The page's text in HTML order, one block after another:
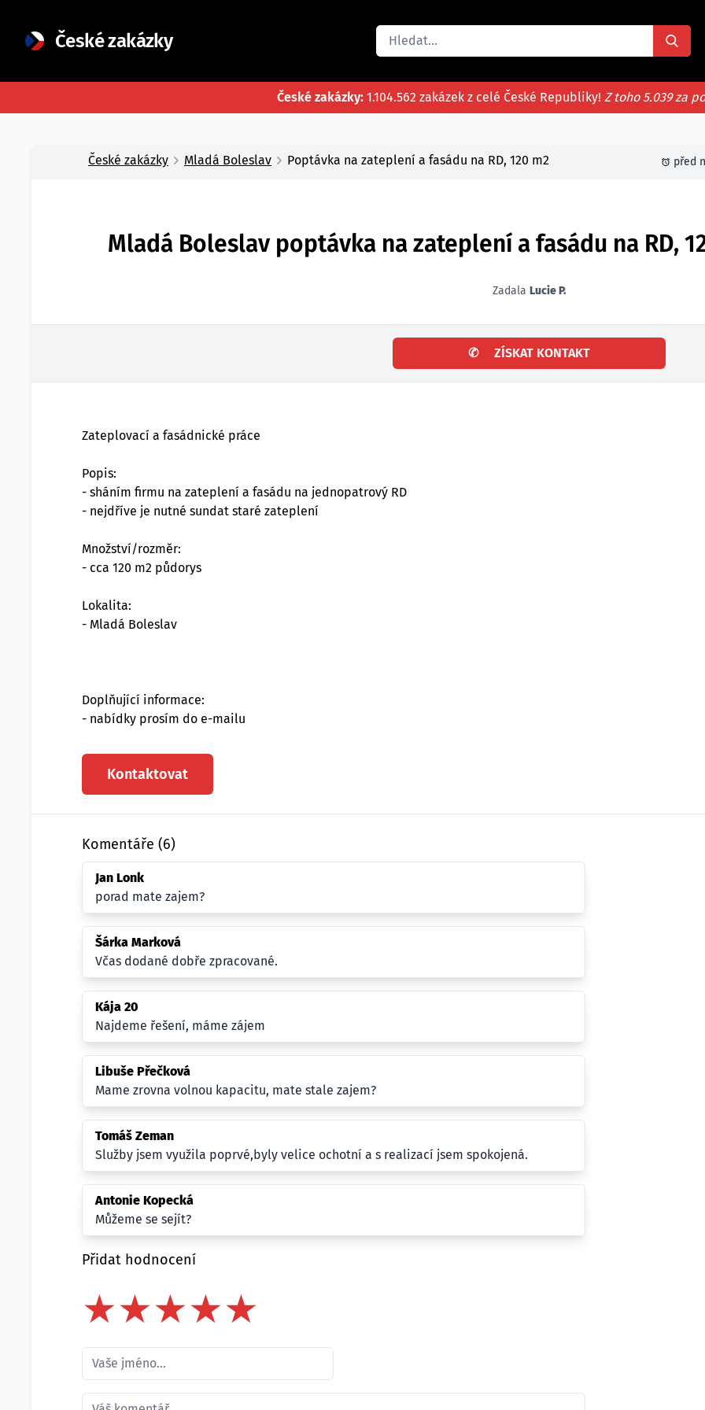
České zakázky
České zakázky: 1.104.562 zakázek z celé České Republiky! Z toho 5.039 za
České zakázky Mladá Boleslav Poptávka na zateplení a fasádu na RD, 120 m2 před
Mladá Boleslav poptávka na zateplení a fasádu na RD,
Zadala Lucie P.
✆ ZÍSKAT KONTAKT
Zateplovací a fasádnické práce
Popis:
- sháním firmu na zateplení a fasádu na jednopatrový RD
- nejdříve je nutné sundat staré zateplení
Množství/rozměr:
- cca 120 m2 půdorys
Lokalita:
- Mladá Boleslav
Doplňující informace:
- nabídky prosím do e-mailu
Kontaktovat
Komentáře (6)
Jan Lonk
porad mate zajem?
Šárka Marková
Včas dodané dobře zpracované.
Kája 20
Najdeme řešení, máme zájem
Libuše Přečková
Mame zrovna volnou kapacitu, mate stale zajem?
Tomáš Zeman
Služby jsem využila poprvé,byly velice ochotní a s realizací jsem spokojená.
Antonie Kopecká
Můžeme se sejít?
Přidat hodnocení
★
★★
★★★
★★★★
★★★★★